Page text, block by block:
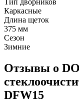
Каркасные
Длина щеток
375 мм
Сезон
Зимние
Отзывы о
DFW15